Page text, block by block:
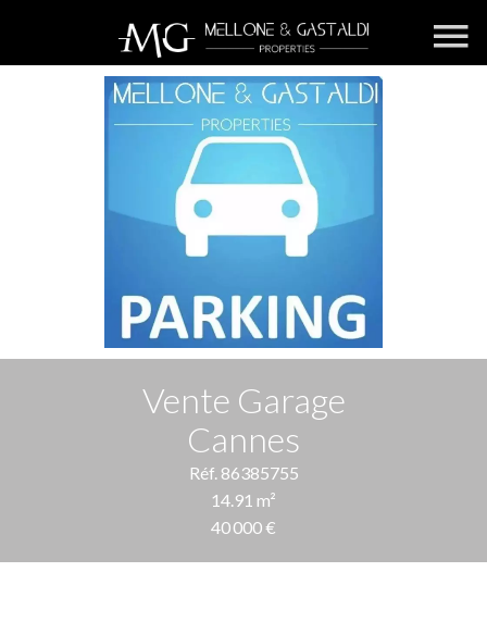
Vente Garage
Cannes
Réf. 86385755
14.91 m²
40 000 €